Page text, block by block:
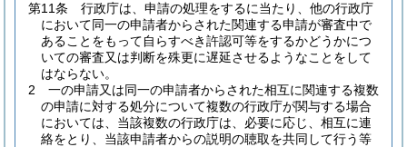
第11条
行政庁は、申請の処理をするに当たり、他の行政庁
において同一の申請者からされた関連する申請が審査中で
あることをもって自らすべき許認可等をするかどうかにつ
いての審査又は判断を殊更に遅延させるようなことをして
はならない。
2
一の申請又は同一の申請者からされた相互に関連する複数
の申請に対する処分について複数の行政庁が関与する場合
においては、当該複数の行政庁は、必要に応じ、相互に連
絡をとり、当該申請者からの説明の聴取を共同して行う等